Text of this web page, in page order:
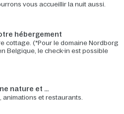
vous accueillir la nuit aussi.
hébergement
cottage. (*Pour le domaine Nordborg
Belgique, le check-in est possible
nature et …
animations et restaurants.